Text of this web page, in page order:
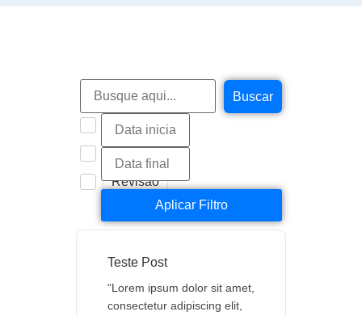
Buscar
Aprovada
Revisão
Aplicar Filtro
Teste Post
“Lorem ipsum dolor sit amet,
consectetur adipiscing elit,